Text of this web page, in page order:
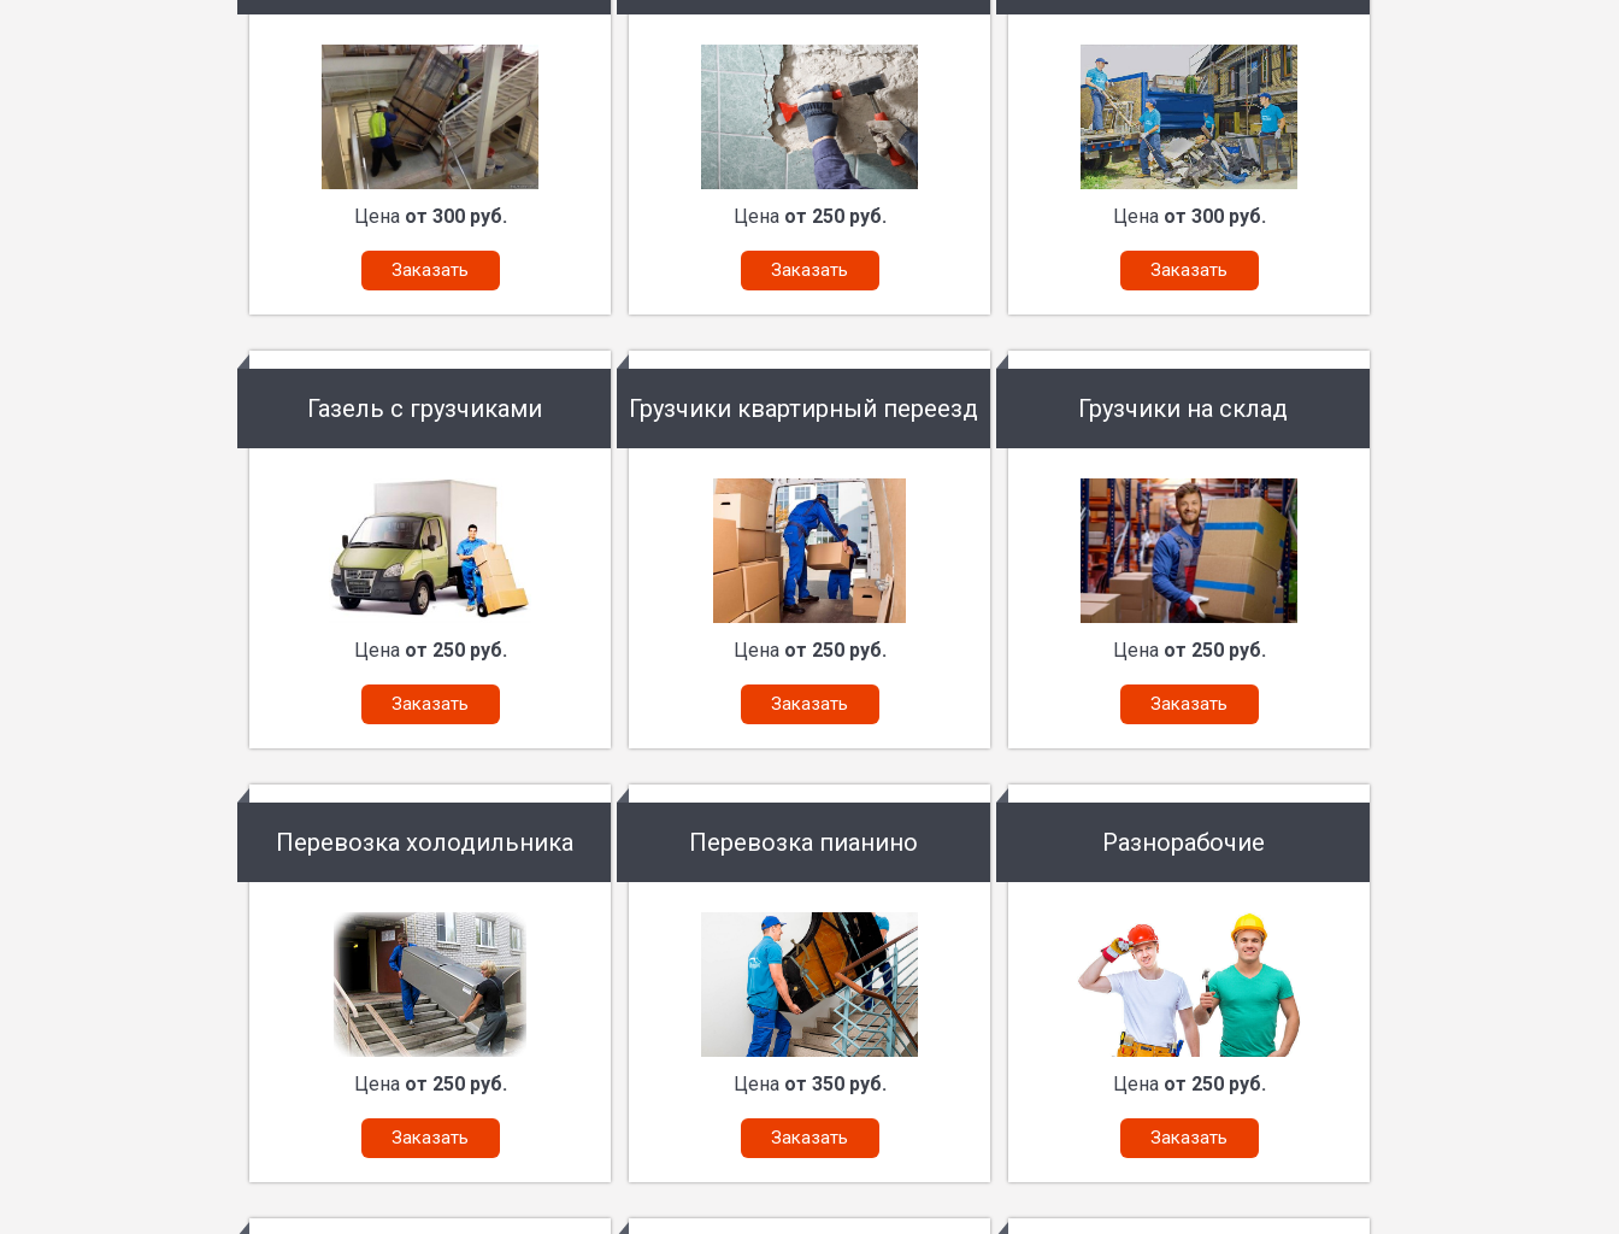
Цена от 300 руб.
Заказать
Цена от 250 руб.
Заказать
Цена от 300 руб.
Заказать
Газель с грузчиками
Цена от 250 руб.
Заказать
Грузчики квартирный переезд
Цена от 250 руб.
Заказать
Грузчики на склад
Цена от 250 руб.
Заказать
Перевозка холодильника
Цена от 250 руб.
Заказать
Перевозка пианино
Цена от 350 руб.
Заказать
Разнорабочие
Цена от 250 руб.
Заказать